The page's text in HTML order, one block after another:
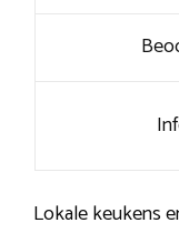
Lokale keukens